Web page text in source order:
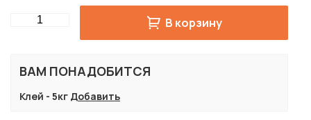
Quantity В корзину
ВАМ ПОНАДОБИТСЯ
Клей - 5кг Добавить